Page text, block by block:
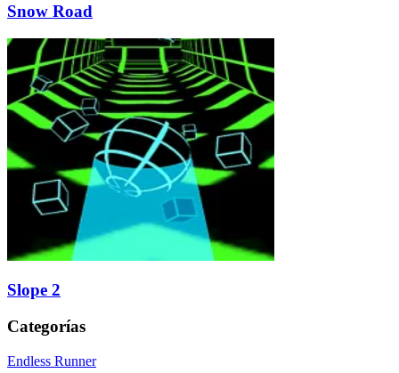
Snow Road
Slope 2
Categorías
Endless Runner